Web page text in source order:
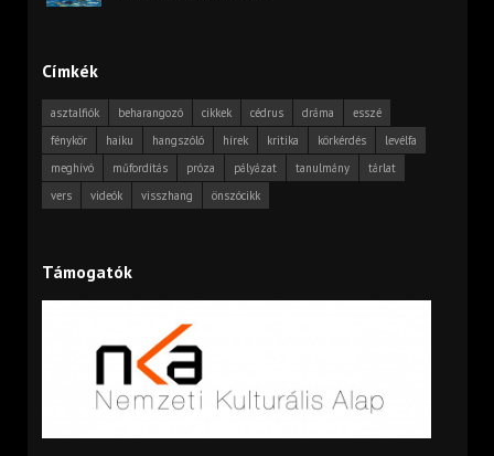
Címkék
asztalfiók beharangozó cikkek cédrus dráma
esszé
fénykör
haiku hangszóló hírek kritika körkérdés
levélfa
meghívó
műfordítás próza pályázat tanulmány
tárlat
vers
videók visszhang önszócikk
Támogatók